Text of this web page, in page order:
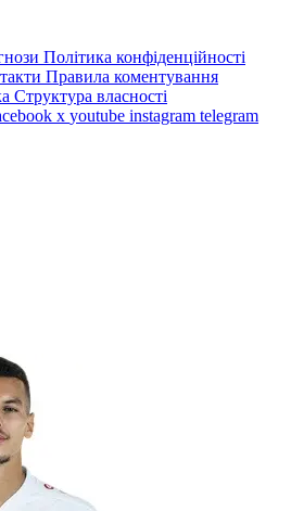
Політика конфіденційності
Правила коментування
Структура власності
x youtube instagram telegram